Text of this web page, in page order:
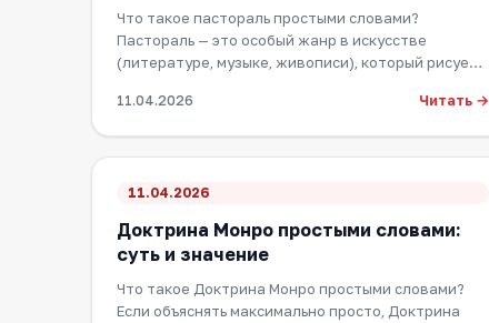
Что такое пастораль простыми словами?
Пастораль — это особый жанр в искусстве
(литературе, музыке, живописи), который рисует
11.04.2026 Читать →
11.04.2026
Доктрина Монро простыми словами:
суть и значение
Что такое Доктрина Монро простыми словами?
Если объяснять максимально просто, Доктрина